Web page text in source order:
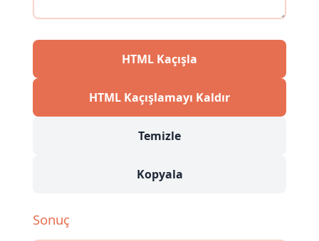
HTML Kaçışla
HTML Kaçışlamayı Kaldır
Temizle
Kopyala
Sonuç